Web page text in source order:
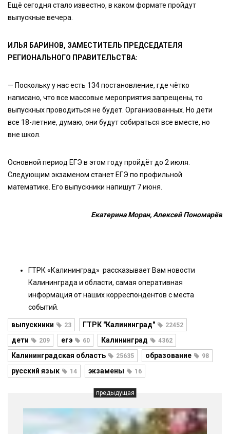
Ещё сегодня стало известно, в каком формате пройдут
выпускные вечера.
ИЛЬЯ БАРИНОВ, ЗАМЕСТИТЕЛЬ ПРЕДСЕДАТЕЛЯ
РЕГИОНАЛЬНОГО ПРАВИТЕЛЬСТВА:
— Поскольку у нас есть 134 постановление, где чётко
написано, что все массовые мероприятия запрещены, то
выпускных проводиться не будет. Организованных. Но дети
все 18-летние, думаю, они будут собираться все вместе, но
вне школ.
Основной период ЕГЭ в этом году пройдёт до 2 июля.
Следующим экзаменом станет ЕГЭ по профильной
математике. Его выпускники напишут 7 июня.
Екатерина Моран, Алексей Пономарёв
ГТРК «Калининград» рассказывает Вам новости
Калининграда и области, самая оперативная
информация от наших корреспондентов с места
событий.
выпускники 23 ГТРК "Калининград" 22452
дети 209 егэ 60 Калининград 4362
Калининградская область 25635 образование 98
русский язык 14 экзамены 16
предыдущая